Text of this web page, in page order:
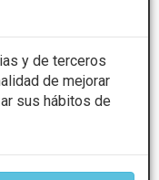
y de terceros
de mejorar
sus hábitos de
Volume Gloss |
variar en función del
para conocer las